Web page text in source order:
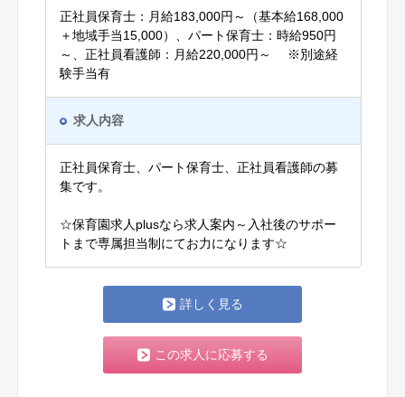
正社員保育士：月給183,000円～（基本給168,000
＋地域手当15,000）、パート保育士：時給950円
～、正社員看護師：月給220,000円～ ※別途経
験手当有
求人内容
正社員保育士、パート保育士、正社員看護師の募
集です。
☆保育園求人plusなら求人案内～入社後のサポー
トまで専属担当制にてお力になります☆
詳しく見る
この求人に応募する